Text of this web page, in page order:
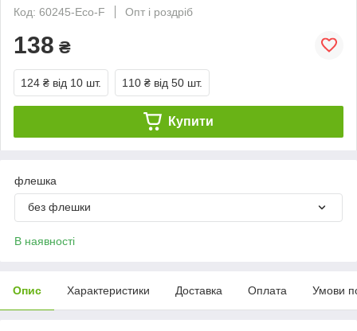
Код: 60245-Eco-F
Опт і роздріб
138 ₴
124 ₴ від 10 шт. 110 ₴ від 50 шт.
Купити
флешка
без флешки
В наявності
Опис Характеристики Доставка Оплата Умови